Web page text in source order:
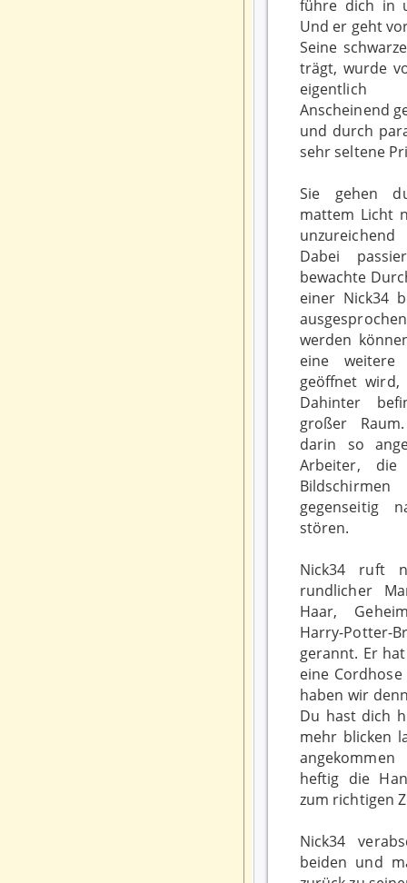
führe dich in
Und er geht
Seine
trägt, wurde
eigentlich
Anscheinend
und durch
sehr seltene
Sie gehen
mattem Licht
Dabei
bewachte
einer Nick34
werden
eine
geöffnet
Dahinter
großer
darin so
Arbeiter,
gegenseitig
stören.
Nick34 ruft
rundlicher
Haar,
Harry-Potter-
gerannt. Er
eine Cordhose
haben wir
Du hast dich
mehr blicken
heftig die
zum richtigen
Nick34
beiden und